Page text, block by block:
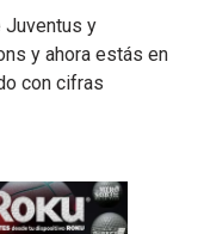
Juventus y
y ahora estás en
con cifras